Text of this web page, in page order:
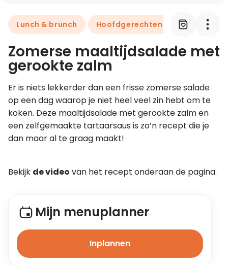
Leer koken als een chef
Kooktips & blogs
Lunch & brunch Hoofdgerechten
Zomerse maaltijdsalade met
gerookte zalm
Er is niets lekkerder dan een frisse zomerse salade
op een dag waarop je niet heel veel zin hebt om te
koken. Deze maaltijdsalade met gerookte zalm en
een zelfgemaakte tartaarsaus is zo’n recept die je
dan maar al te graag maakt!
Bekijk de video van het recept onderaan de pagina.
Mijn menuplanner
Inplannen